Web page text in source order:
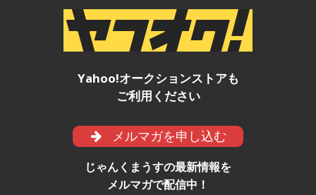
Yahoo!オークションストアも
ご利用ください
メルマガを申し込む
じゃんくまうすの最新情報を
メルマガで配信中！